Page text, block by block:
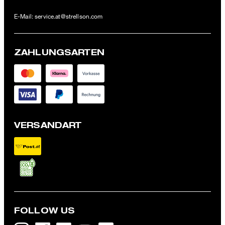
E-Mail:service.at@strellson.com
ZAHLUNGSARTEN
VERSANDART
FOLLOW US